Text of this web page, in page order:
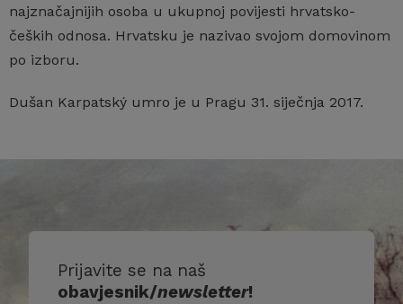
najznačajnijih osoba u ukupnoj povijesti hrvatsko-
čeških odnosa. Hrvatsku je nazivao svojom domovinom
po izboru.
Dušan Karpatský umro je u Pragu 31. siječnja 2017.
Prijavite se na naš
obavjesnik/newsletter!